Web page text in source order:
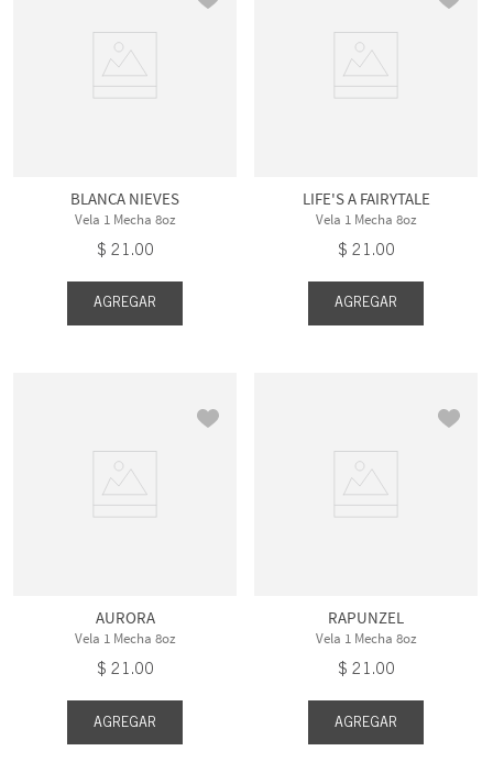
BLANCA NIEVES
Vela 1 Mecha 8oz
$ 21 .00
AGREGAR
LIFE'S A FAIRYTALE
Vela 1 Mecha 8oz
$ 21 .00
AGREGAR
AURORA
Vela 1 Mecha 8oz
$ 21 .00
AGREGAR
RAPUNZEL
Vela 1 Mecha 8oz
$ 21 .00
AGREGAR